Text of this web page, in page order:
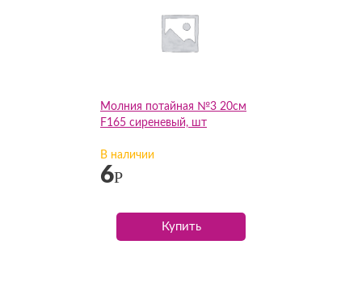
Молния потайная №3 20см
F165 сиреневый, шт
В наличии
6Р
Купить